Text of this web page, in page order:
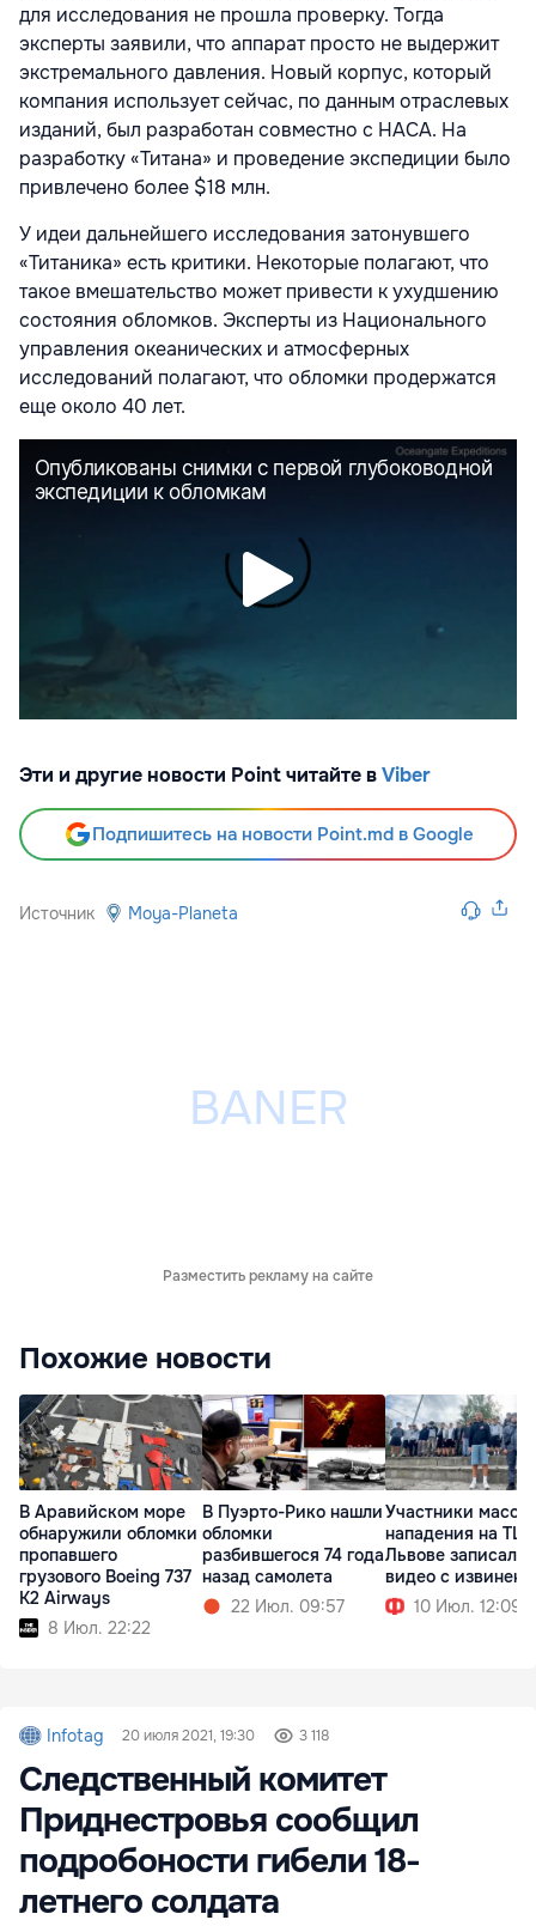
для исследования не прошла проверку. Тогда
эксперты заявили, что аппарат просто не выдержит
экстремального давления. Новый корпус, который
компания использует сейчас, по данным отраслевых
изданий, был разработан совместно с НАСА. На
разработку «Титана» и проведение экспедиции было
привлечено более $18 млн.
У идеи дальнейшего исследования затонувшего
«Титаника» есть критики. Некоторые полагают, что
такое вмешательство может привести к ухудшению
состояния обломков. Эксперты из Национального
управления океанических и атмосферных
исследований полагают, что обломки продержатся
еще около 40 лет.
Эти и другие новости Point читайте вViber
Подпишитесь на новости Point.md в Google
Источник Moya-Planeta
Разместить рекламу на сайте
Похожие новости
В Аравийском море
обнаружили обломки
пропавшего
грузового Boeing 737
K2 Airways
8 Июл. 22:22
В Пуэрто-Рико нашли
обломки
разбившегося 74 года
назад самолета
22 Июл. 09:57
Участники
нападения на
Львове записали
видео с
10 Июл. 12:09
Infotag 20 июля 2021, 19:30 3 118
Следственный комитет
Приднестровья сообщил
подробоности гибели 18-
летнего солдата